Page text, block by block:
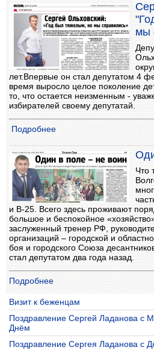
мы
лет.Впервые он стал депутатом 4
время выросло целое поколение
то, что остается неизменным -
избирателей своему депутатай.
Подробнее
Что
и В-25. Всего здесь проживают
большое и беспокойное
заслуженный тренер РФ,
организаций – городской и
боя и городского Союза
стал депутатом два года назад.
Подробнее
Визит к беженцам
Поздравление Сергей Ладанова с
Днём
Поздравление Сергея Ладанова с